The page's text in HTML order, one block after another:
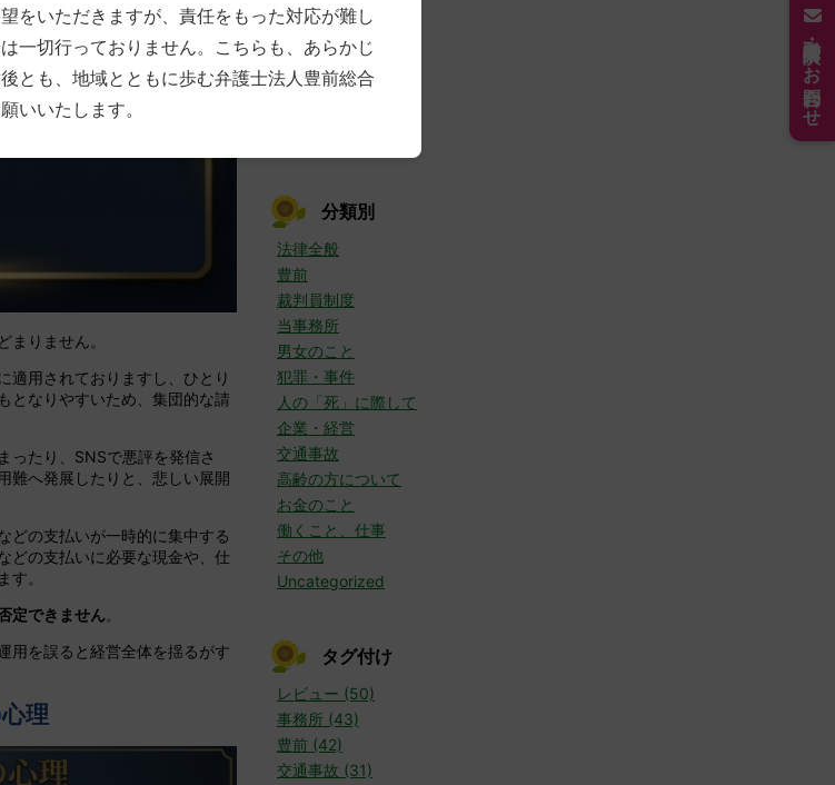
取材・講演のお問合わせ
まりません。
適用されておりますし、ひとり
となりやすいため、集団的な請
ったり、SNSで悪評を発信さ
難へ発展したりと、悲しい展開
どの支払いが一時的に集中する
どの支払いに必要な現金や、仕
す。
定できません。
用を誤ると経営全体を揺るがす
理
2月 (7)
(21)
► 2016年 (30)
分類別
法律全般
豊前
裁判員制度
当事務所
男女のこと
犯罪・事件
人の「死」に際して
企業・経営
交通事故
高齢の方について
お金のこと
働くこと、仕事
その他
Uncategorized
タグ付け
レビュー (50)
事務所 (43)
豊前 (42)
交通事故 (31)
をいただきますが、責任をもった対応が難し
一切行っておりません。こちらも、あらかじ
とも、地域とともに歩む弁護士法人豊前総合
いいたします。